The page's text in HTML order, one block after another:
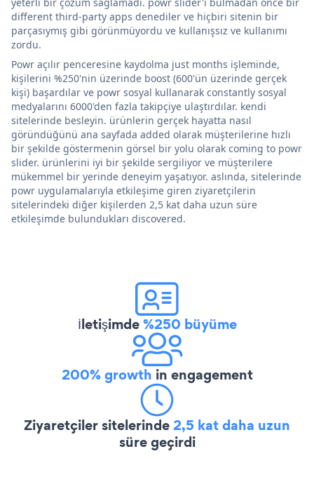
different third-party apps denediler ve hiçbiri sitenin bir
parçasıymış gibi görünmüyordu ve kullanışsız ve kullanımı
zordu.
Powr açılır penceresine kaydolma just months işleminde,
kişilerini %250'nin üzerinde boost (600'ün üzerinde gerçek
kişi) başardılar ve powr sosyal kullanarak constantly sosyal
medyalarını 6000'den fazla takipçiye ulaştırdılar. kendi
sitelerinde besleyin. ürünlerin gerçek hayatta nasıl
göründüğünü ana sayfada added olarak müşterilerine hızlı
bir şekilde göstermenin görsel bir yolu olarak coming to powr
slider. ürünlerini iyi bir şekilde sergiliyor ve müşterilere
mükemmel bir yerinde deneyim yaşatıyor. aslında, sitelerinde
powr uygulamalarıyla etkileşime giren ziyaretçilerin
sitelerindeki diğer kişilerden 2,5 kat daha uzun süre
etkileşimde bulundukları discovered.
İletişimde%250 büyüme
200% growth in engagement
Ziyaretçiler sitelerinde2,5 kat daha uzun
süre geçirdi